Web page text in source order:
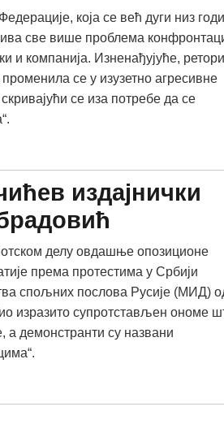
која се већ дуги низ
све више проблема
и компанија. Изненађујуће,
се у изузетно агресивне
се иза потребе да се
издајнички
делу овдашње опозиционе
према протестима у Србији
спољних послова Русије (МИД)
изразито супротстављен ономе
а демонстранти су названи